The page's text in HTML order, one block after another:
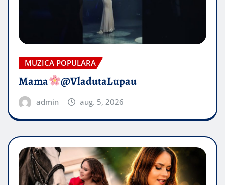
MUZICA POPULARA
Mama @VladutaLupau
admin aug. 5, 2026